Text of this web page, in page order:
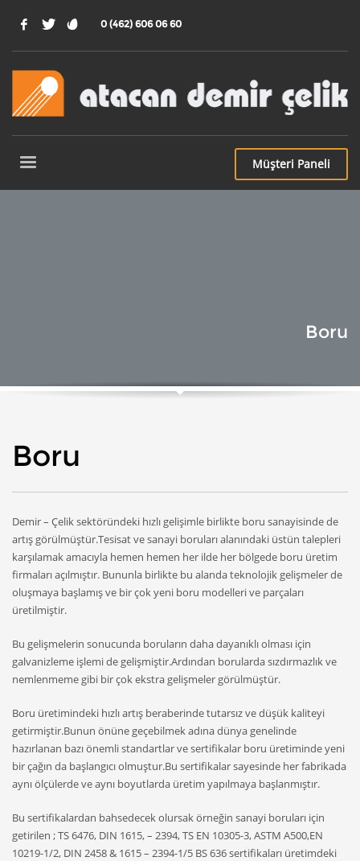
0 (462) 606 06 60
Müşteri Paneli
Boru
Boru
Demir – Çelik sektöründeki hızlı gelişimle birlikte boru sanayisinde de
artış görülmüştür.Tesisat ve sanayi boruları alanındaki üstün talepleri
karşılamak amacıyla hemen hemen her ilde her bölgede boru üretim
firmaları açılmıştır. Bununla birlikte bu alanda teknolojik gelişmeler de
oluşmaya başlamış ve bir çok yeni boru modelleri ve parçaları
üretilmiştir.
Bu gelişmelerin sonucunda boruların daha dayanıklı olması için
galvanizleme işlemi de gelişmiştir.Ardından borularda sızdırmazlık ve
nemlenmeme gibi bir çok ekstra gelişmeler görülmüştür.
Boru üretimindeki hızlı artış beraberinde tutarsız ve düşük kaliteyi
getirmiştir.Bunun önüne geçebilmek adına dünya genelinde
hazırlanan bazı önemli standartlar ve sertifikalar boru üretiminde yeni
bir çağın da başlangıcı olmuştur.Bu sertifikalar sayesinde her fabrikada
aynı ölçülerde ve aynı boyutlarda üretim yapılmaya başlanmıştır.
Bu sertifikalardan bahsedecek olursak örneğin sanayi boruları için
getirilen ; TS 6476, DIN 1615, – 2394, TS EN 10305-3, ASTM A500,EN
10219-1/2, DIN 2458 & 1615 – 2394-1/5 BS 636 sertifikaları üretimdeki